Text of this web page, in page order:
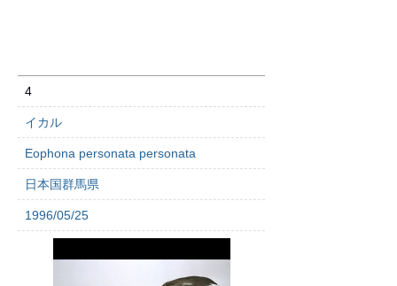
4
イカル
Eophona personata personata
日本国群馬県
1996/05/25